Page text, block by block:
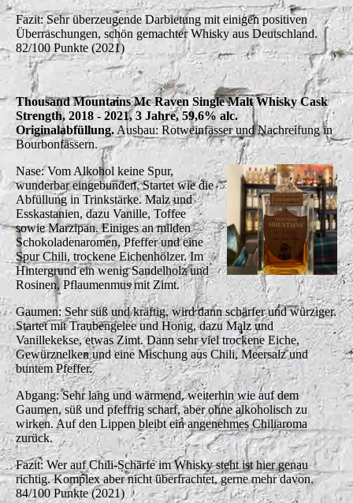
Fazit: Sehr überzeugende Darbietung mit einigen positiven
Überraschungen, schön gemachter Whisky aus Deutschland.
82/100 Punkte (2021)
Thousand Mountains Mc Raven Single Malt Whisky Cask
Strength, 2018 - 2021, 3 Jahre, 59,6% alc.
Originalabfüllung. Ausbau: Rotweinfässer und Nachreifung in
Bourbonfässern.
Nase: Vom Alkohol keine Spur,
wunderbar eingebunden. Startet wie die
Abfüllung in Trinkstärke. Malz und
Esskastanien, dazu Vanille, Toffee
sowie Marzipan. Einiges an milden
Schokoladenaromen, Pfeffer und eine
Spur Chili, trockene Eichenhölzer. Im
Hintergrund ein wenig Sandelholz und
Rosinen, Pflaumenmus mit Zimt.
Gaumen: Sehr süß und kräftig, wird dann schärfer und würziger.
Startet mit Traubengelee und Honig, dazu Malz und
Vanillekekse, etwas Zimt. Dann sehr viel trockene Eiche,
Gewürznelken und eine Mischung aus Chili, Meersalz und
buntem Pfeffer.
Abgang: Sehr lang und wärmend, weiterhin wie auf dem
Gaumen, süß und pfeffrig scharf, aber ohne alkoholisch zu
wirken. Auf den Lippen bleibt ein angenehmes Chiliaroma
zurück.
Fazit: Wer auf Chili-Schärfe im Whisky steht ist hier genau
richtig. Komplex aber nicht überfrachtet, gerne mehr davon.
84/100 Punkte (2021)